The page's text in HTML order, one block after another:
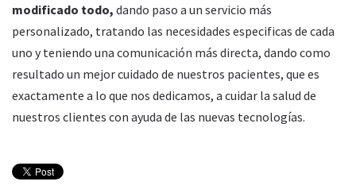
modificado todo, dando paso a un servicio más
personalizado, tratando las necesidades especificas de cada
uno y teniendo una comunicación más directa, dando como
resultado un mejor cuidado de nuestros pacientes, que es
exactamente a lo que nos dedicamos, a cuidar la salud de
nuestros clientes con ayuda de las nuevas tecnologías.